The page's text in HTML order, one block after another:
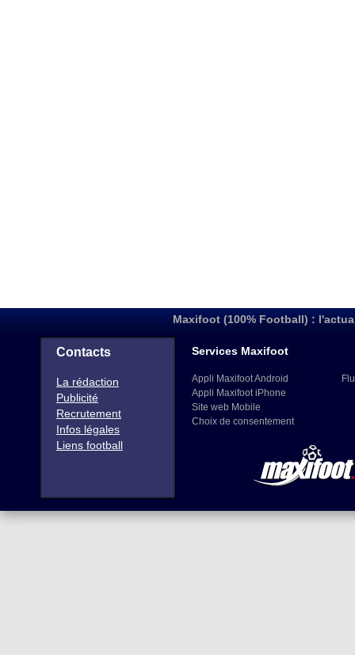
Maxifoot (100% Football) :
Contacts
La rédaction
Publicité
Recrutement
Infos légales
Liens football
Services Maxifoot
Appli Maxifoot Android
Appli Maxifoot iPhone
Site web Mobile
Choix de consentement